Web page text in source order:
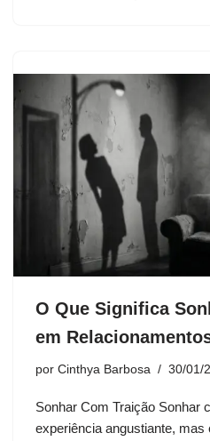
O Que Significa
em
por Cinthya Barbosa 30/01/
Sonhar Com Traição Sonhar
experiência angustiante,